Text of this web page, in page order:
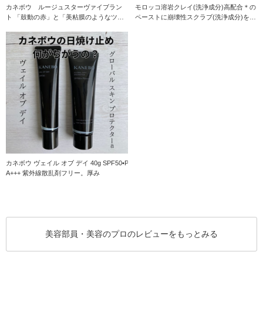
カネボウ ルージュスターヴァイブラン
ト 「鼓動の赤」と「美粘膜のようなツ
モロッコ溶岩クレイ(洗浄成分)高配合＊の
ペーストに崩壊性スクラブ(洗浄成分)を配
カネボウ ヴェイル オブ デイ 40g SPF50•P
A+++ 紫外線散乱剤フリー。厚み
美容部員・美容のプロのレビューをもっとみる